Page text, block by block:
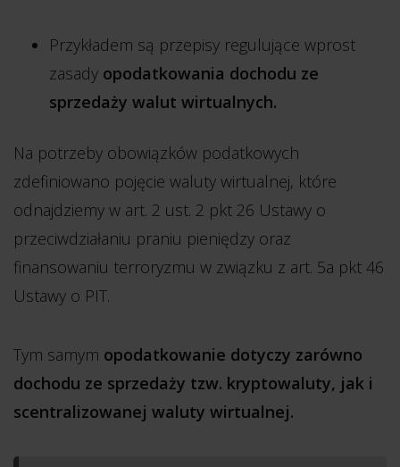
Przykładem są przepisy regulujące wprost
zasady opodatkowania dochodu ze
sprzedaży walut wirtualnych.
Na potrzeby obowiązków podatkowych
zdefiniowano pojęcie waluty wirtualnej, które
odnajdziemy w art. 2 ust. 2 pkt 26 Ustawy o
przeciwdziałaniu praniu pieniędzy oraz
finansowaniu terroryzmu w związku z art. 5a pkt 46
Ustawy o PIT.
Tym samym opodatkowanie dotyczy zarówno
dochodu ze sprzedaży tzw. kryptowaluty, jak i
scentralizowanej waluty wirtualnej.